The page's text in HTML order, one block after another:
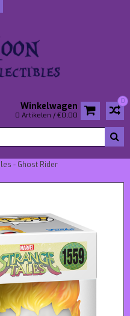
0
Winkelwagen
0 Artikelen / €0,00
- Ghost Rider